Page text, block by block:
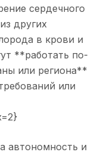
сердечного
других
в крови и
**работать по-
или региона**
или
автономность и